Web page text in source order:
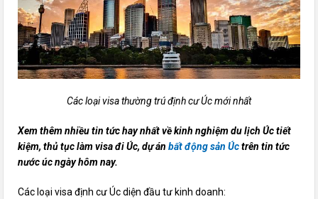
Các loại visa thường trú định cư Úc mới nhất
Xem thêm nhiều tin tức hay nhất về kinh nghiệm du lịch Úc tiết
kiệm, thủ tục làm visa đi Úc, dự ánbất động sản Úctrên tin tức
nước úc ngày hôm nay.
Các loại visa định cư Úc diện đầu tư kinh doanh: